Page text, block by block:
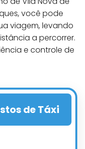
você pode
viagem, levando
a percorrer.
e controle de
de Táxi